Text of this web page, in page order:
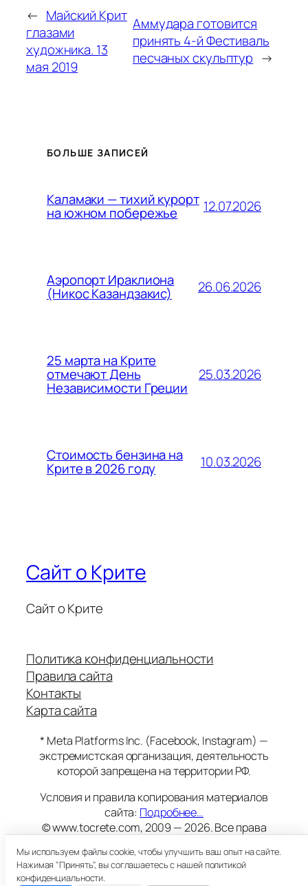
← Майский Крит
глазами
художника. 13
мая 2019
Аммудара готовится
принять 4-й Фестиваль
песчаных скульптур →
БОЛЬШЕ ЗАПИСЕЙ
Каламаки — тихий курорт
на южном побережье 12.07.2026
Аэропорт Ираклиона
(Никос Казандзакис) 26.06.2026
25 марта на Крите
отмечают День
Независимости Греции
25.03.2026
Стоимость бензина на
Крите в 2026 году 10.03.2026
Сайт о Крите
Сайт о Крите
Политика конфиденциальности
Правила сайта
Контакты
Карта сайта
* Meta Platforms Inc. (Facebook, Instagram) —
экстремистская организация, деятельность
которой запрещена на территории РФ.
Условия и правила копирования материалов
сайта: Подробнее…
© www.tocrete.com, 2009 — 2026. Все права
Этот сайт работает на хостингеTimeweb
18+
Мы используем файлы cookie, чтобы улучшить ваш опыт на сайте.
Нажимая "Принять", вы соглашаетесь с нашей политикой
конфиденциальности.